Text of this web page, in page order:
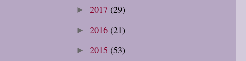
► 2017 (29)
► 2016 (21)
► 2015 (53)